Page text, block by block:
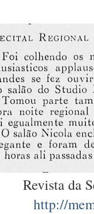
Revista da
http://